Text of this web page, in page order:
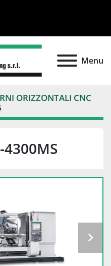
Menu
ORIZZONTALI CNC
4300MS